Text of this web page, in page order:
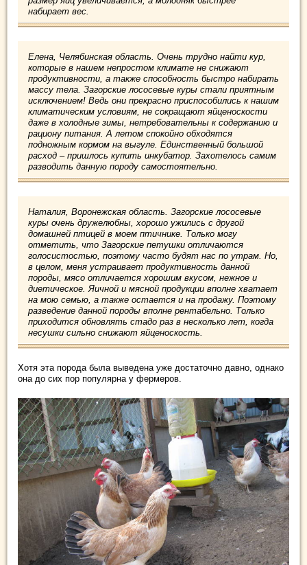
набирает вес.
Елена, Челябинская область. Очень трудно найти кур,
которые в нашем непростом климате не снижают
продуктивности, а также способность быстро набирать
массу тела. Загорские лососевые куры стали приятным
исключением! Ведь они прекрасно приспособились к нашим
климатическим условиям, не сокращают яйценоскости
даже в холодные зимы, нетребовательны к содержанию и
рациону питания. А летом спокойно обходятся
подножным кормом на выгуле. Единственный большой
расход – пришлось купить инкубатор. Захотелось самим
разводить данную породу самостоятельно.
Наталия, Воронежская область. Загорские лососевые
куры очень дружелюбны, хорошо ужились с другой
домашней птицей в моем птичнике. Только могу
отметить, что Загорские петушки отличаются
голосистостью, поэтому часто будят нас по утрам. Но,
в целом, меня устраивает продуктивность данной
породы, мясо отличается хорошим вкусом, нежное и
диетическое. Яичной и мясной продукции вполне хватает
на мою семью, а также остается и на продажу. Поэтому
разведение данной породы вполне рентабельно. Только
приходится обновлять стадо раз в несколько лет, когда
несушки сильно снижают яйценоскость.
Хотя эта порода была выведена уже достаточно давно, однако
она до сих пор популярна у фермеров.